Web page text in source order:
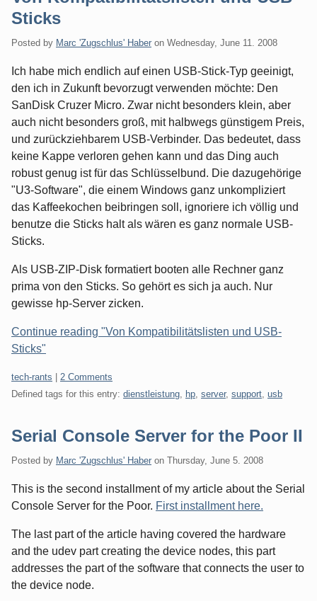
Sticks
Posted by Marc 'Zugschlus' Haber on Wednesday, June 11. 2008
Ich habe mich endlich auf einen USB-Stick-Typ geeinigt,
den ich in Zukunft bevorzugt verwenden möchte: Den
SanDisk Cruzer Micro. Zwar nicht besonders klein, aber
auch nicht besonders groß, mit halbwegs günstigem Preis,
und zurückziehbarem USB-Verbinder. Das bedeutet, dass
keine Kappe verloren gehen kann und das Ding auch
robust genug ist für das Schlüsselbund. Die dazugehörige
"U3-Software", die einem Windows ganz unkompliziert
das Kaffeekochen beibringen soll, ignoriere ich völlig und
benutze die Sticks halt als wären es ganz normale USB-
Sticks.
Als USB-ZIP-Disk formatiert booten alle Rechner ganz
prima von den Sticks. So gehört es sich ja auch. Nur
gewisse hp-Server zicken.
Continue reading "Von Kompatibilitätslisten und USB-
Sticks"
Categories:
tech-rants
2 Comments
Defined tags for this entry: dienstleistung hp server, support usb
Serial Console Server for the Poor II
Posted by Marc 'Zugschlus' Haber on Thursday, June 5. 2008
This is the second installment of my article about the Serial
Console Server for the Poor. First installment here.
The last part of the article having covered the hardware
and the udev part creating the device nodes, this part
addresses the part of the software that connects the user to
the device node.